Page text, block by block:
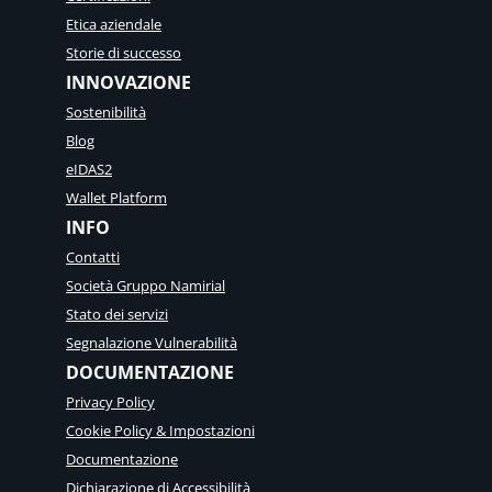
Etica aziendale
Storie di successo
INNOVAZIONE
Sostenibilità
Blog
eIDAS2
Wallet Platform
INFO
Contatti
Società Gruppo Namirial
Stato dei servizi
Segnalazione Vulnerabilità
DOCUMENTAZIONE
Privacy Policy
Cookie Policy & Impostazioni
Documentazione
Dichiarazione di Accessibilità